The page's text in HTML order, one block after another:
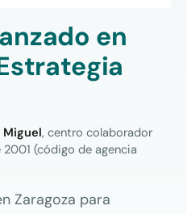
en
Miguel, centro colaborador
2001 (código de agencia
Zaragoza para